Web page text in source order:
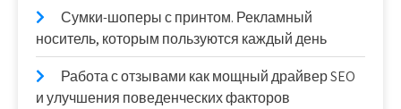
Сумки-шоперы с принтом. Рекламный
носитель, которым пользуются каждый день
Работа с отзывами как мощный драйвер SEO
и улучшения поведенческих факторов